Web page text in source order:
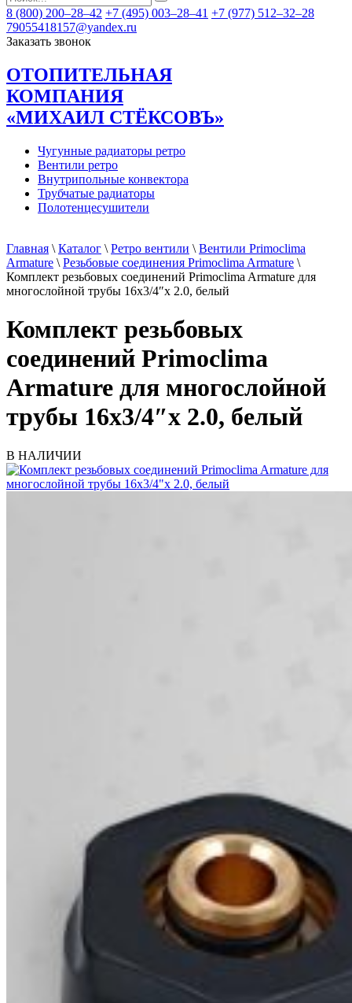
8 (800) 200–28–42 +7 (495) 003–28–41 +7 (977) 512–32–28
79055418157@yandex.ru
Заказать звонок
ОТОПИТЕЛЬНАЯ
КОМПАНИЯ
«МИХАИЛ СТЁКСОВЪ»
Чугунные радиаторы ретро
Вентили ретро
Внутрипольные конвектора
Трубчатые радиаторы
Полотенцесушители
Главная \ Каталог \ Ретро вентили \ Вентили Primoclima
Armature \ Резьбовые соединения Primoclima Armature \
Комплект резьбовых соединений Primoclima Armature для
многослойной трубы 16х3/4″х 2.0, белый
Комплект резьбовых
соединений Primoclima
Armature для многослойной
трубы 16х3/4″х 2.0, белый
В НАЛИЧИИ